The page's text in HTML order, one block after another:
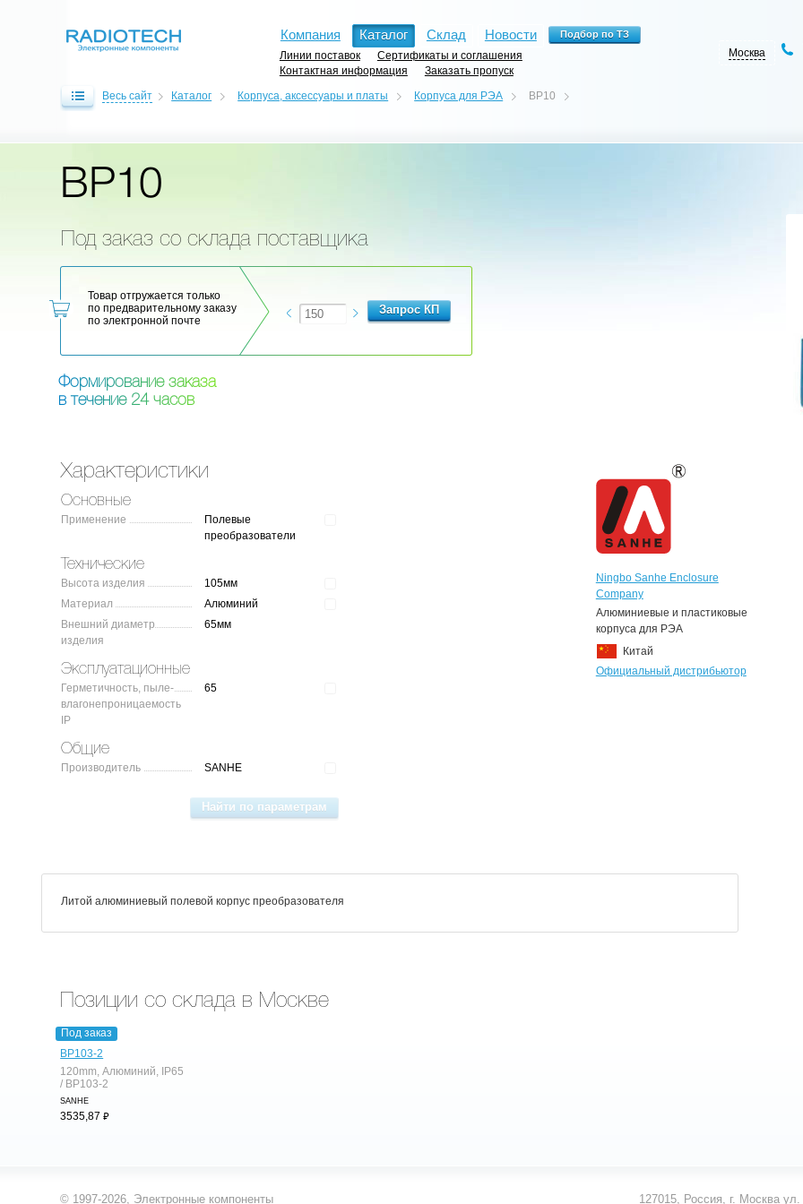
Компания Каталог Склад Новости
Линии поставок
Сертификаты и соглашения
Контактная информация
Заказать пропуск
Москва
Весь сайт Каталог Корпуса, аксессуары и платы Корпуса для РЭА BP10
BP10
Под заказ со склада поставщика
Товар отгружается только
по предварительному заказу
по электронной почте
Формирование заказа
в течение 24 часов
Характеристики
Основные
Применение
Полевые
преобразователи
Технические
Высота изделия
105мм
Материал
Алюминий
Внешний диаметр
изделия
65мм
Эксплуатационные
Герметичность, пыле-
влагонепроницаемость
IP
65
Общие
Производитель SANHE
Ningbo Sanhe Enclosure
Company
Алюминиевые и пластиковые
корпуса для РЭА
Китай
Официальный дистрибьютор
Литой алюминиевый полевой корпус преобразователя
Позиции со склада в Москве
Под заказ
BP103-2
120mm, Алюминий, IP65
/ BP103-2
SANHE
3535,87 ⃏
© 1997-2026, Электронные компоненты 127015, Россия, г. Москва ул.